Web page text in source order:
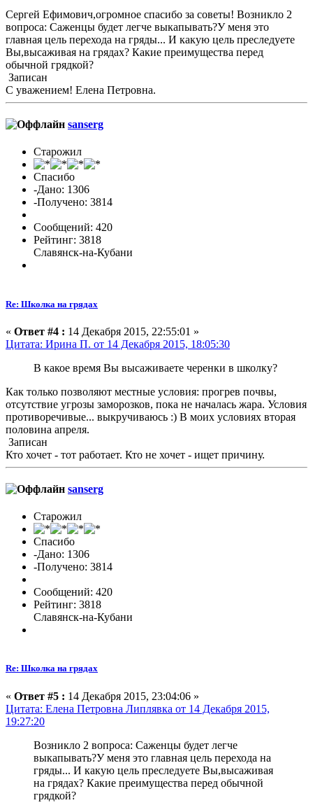
Сергей Ефимович,огромное спасибо за советы! Возникло 2
вопроса: Саженцы будет легче выкапывать?У меня это
главная цель перехода на гряды... И какую цель преследуете
Вы,высаживая на грядах? Какие преимущества перед
обычной грядкой?
Записан
С уважением! Елена Петровна.
sanserg
Старожил
Спасибо
-Дано: 1306
-Получено: 3814
Сообщений: 420
Рейтинг: 3818
Славянск-на-Кубани
Re: Школка на грядах
« Ответ #4 : 14 Декабря 2015, 22:55:01 »
Цитата: Ирина П. от 14 Декабря 2015, 18:05:30
В какое время Вы высаживаете черенки в школку?
Как только позволяют местные условия: прогрев почвы,
отсутствие угрозы заморозков, пока не началась жара. Условия
противоречивые... выкручиваюсь :) В моих условиях вторая
половина апреля.
Записан
Кто хочет - тот работает. Кто не хочет - ищет причину.
sanserg
Старожил
Спасибо
-Дано: 1306
-Получено: 3814
Сообщений: 420
Рейтинг: 3818
Славянск-на-Кубани
Re: Школка на грядах
« Ответ #5 : 14 Декабря 2015, 23:04:06 »
Цитата: Елена Петровна Липлявка от 14 Декабря 2015,
19:27:20
Возникло 2 вопроса: Саженцы будет легче
выкапывать?У меня это главная цель перехода на
гряды... И какую цель преследуете Вы,высаживая
на грядах? Какие преимущества перед обычной
грядкой?